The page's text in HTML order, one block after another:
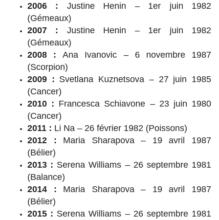
2006 : Justine Henin – 1er juin 1982
(Gémeaux)
2007 : Justine Henin – 1er juin 1982
(Gémeaux)
2008 : Ana Ivanovic – 6 novembre 1987
(Scorpion)
2009 : Svetlana Kuznetsova – 27 juin 1985
(Cancer)
2010 : Francesca Schiavone – 23 juin 1980
(Cancer)
2011 : Li Na – 26 février 1982 (Poissons)
2012 : Maria Sharapova – 19 avril 1987
(Bélier)
2013 : Serena Williams – 26 septembre 1981
(Balance)
2014 : Maria Sharapova – 19 avril 1987
(Bélier)
2015 : Serena Williams – 26 septembre 1981